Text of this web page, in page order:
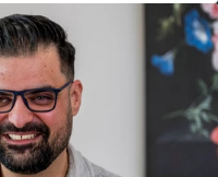
dienstverlening
maken re-integratie
in combinatie met
re-integratie
als zelfstandige